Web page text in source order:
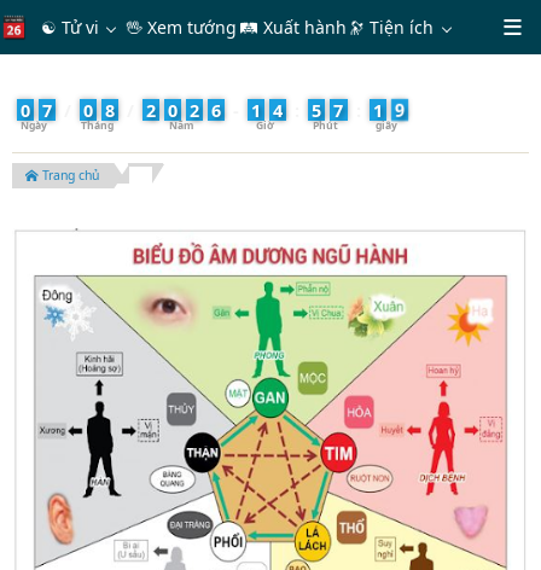
☯ Tử vi 🖖 Xem tướng 🛤 Xuất hành 🔭Tiện ích
0 7 0 8 2 0 2 6 1 4 5 7 2 1
Trang chủ